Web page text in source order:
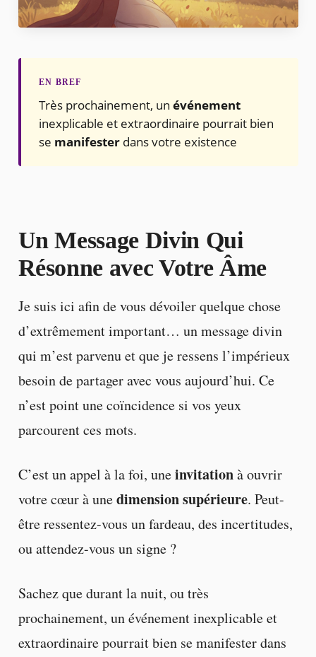
Très prochainement, un événement
inexplicable et extraordinaire pourrait bien
se manifester dans votre existence
Un Message Divin Qui
Résonne avec Votre Âme
Je suis ici afin de vous dévoiler quelque chose
d’extrêmement important… un message divin
qui m’est parvenu et que je ressens l’impérieux
besoin de partager avec vous aujourd’hui. Ce
n’est point une coïncidence si vos yeux
parcourent ces mots.
C’est un appel à la foi, uneinvitationà ouvrir
votre cœur à unedimension supérieure. Peut-
être ressentez-vous un fardeau, des incertitudes,
ou attendez-vous un signe ?
Sachez que durant la nuit, ou très
prochainement, un événement inexplicable et
extraordinaire pourrait bien se manifester dans